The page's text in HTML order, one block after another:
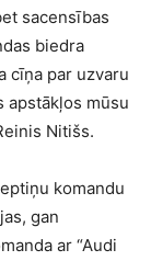
sacensības
biedra
cīņa par uzvaru
apstākļos mūsu
Nitišs.
komandu
gan
ar “Audi